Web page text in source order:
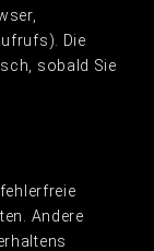
Die
sobald Sie
Andere